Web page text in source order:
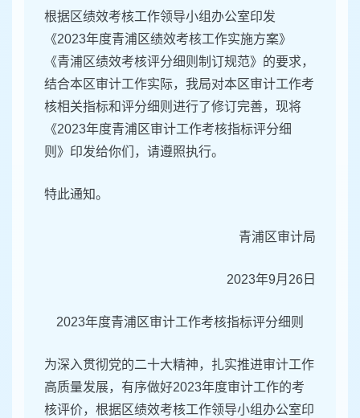
根据区绩效考核工作领导小组办公室印发
《2023年度青浦区绩效考核工作实施方案》
《青浦区绩效考核评分细则制订规范》的要求，
结合本区审计工作实际，我局对本区审计工作考
核相关指标和评分细则进行了修订完善，现将
《2023年度青浦区审计工作考核指标评分细
则》印发给你们，请遵照执行。
特此通知。
青浦区审计局
2023年9月26日
2023年度青浦区审计工作考核指标评分细则
为深入贯彻党的二十大精神，扎实推进审计工作
高质量发展，有序做好2023年度审计工作的考
核评价，根据区绩效考核工作领导小组办公室印